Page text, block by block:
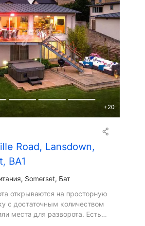
+20
Road, Lansdown,
BA1
Somerset, Бат
открываются на просторную
с достаточным количеством
места для разворота. Есть